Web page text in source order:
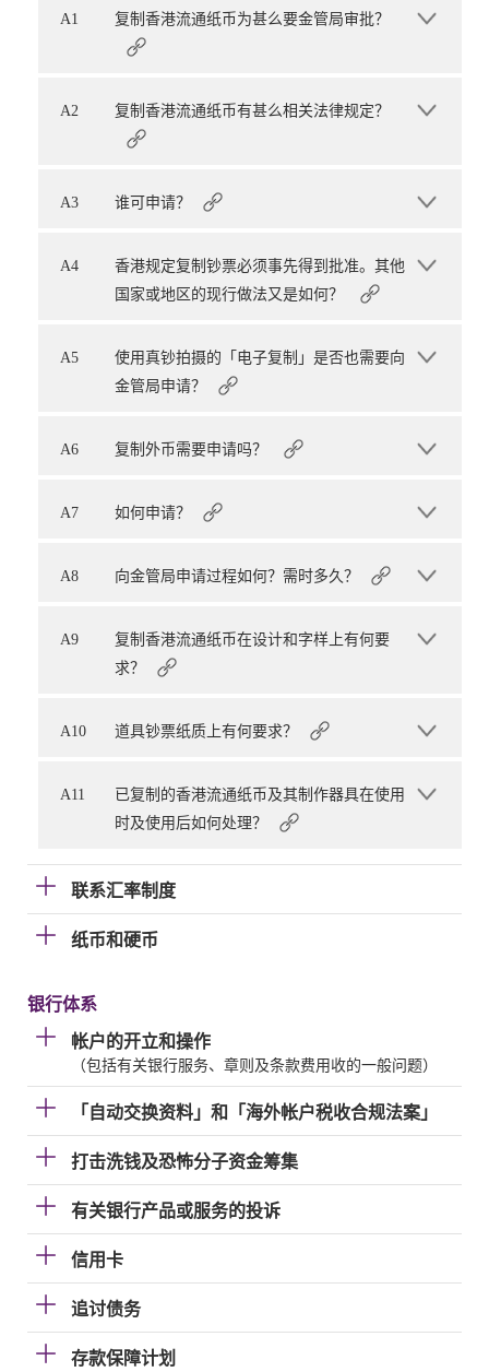
A1 复制香港流通纸币为甚么要金管局审批？
A2 复制香港流通纸币有甚么相关法律规定？
A3 谁可申请？
A4
香港规定复制钞票必须事先得到批准。其他
国家或地区的现行做法又是如何？
A5
使用真钞拍摄的「电子复制」是否也需要向
金管局申请？
A6 复制外币需要申请吗？
A7 如何申请？
A8 向金管局申请过程如何？需时多久？
A9
复制香港流通纸币在设计和字样上有何要
求？
A10 道具钞票纸质上有何要求？
A11
已复制的香港流通纸币及其制作器具在使用
时及使用后如何处理？
联系汇率制度
纸币和硬币
银行体系
帐户的开立和操作
（包括有关银行服务、章则及条款费用收的一般问题）
「自动交换资料」和「海外帐户税收合规法案」
打击洗钱及恐怖分子资金筹集
有关银行产品或服务的投诉
信用卡
追讨债务
存款保障计划